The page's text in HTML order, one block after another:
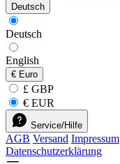
Deutsch
Deutsch
English
€ Euro
£ GBP
€ EUR
Service/Hilfe
AGB Versand Impressum
Datenschutzerklärung